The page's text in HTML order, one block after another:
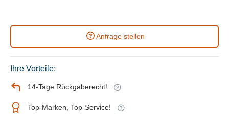
Anfrage stellen
Ihre Vorteile:
14-Tage Rückgaberecht!
Top-Marken, Top-Service!